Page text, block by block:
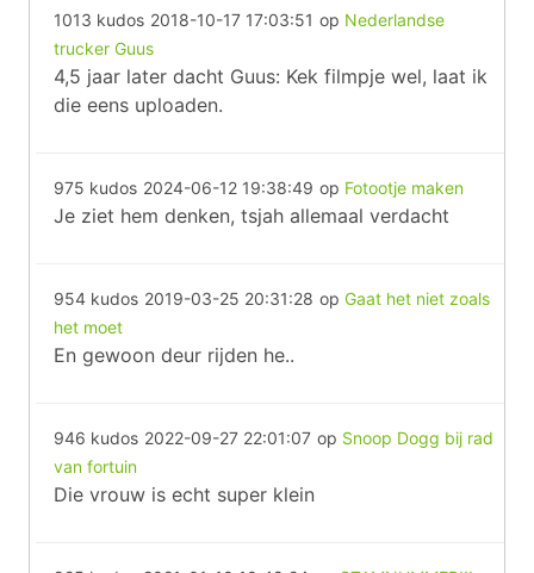
1013 kudos 2018-10-17 17:03:51 op Nederlandse
trucker Guus
4,5 jaar later dacht Guus: Kek filmpje wel, laat ik
die eens uploaden.
975 kudos 2024-06-12 19:38:49 op Fotootje maken
Je ziet hem denken, tsjah allemaal verdacht
954 kudos 2019-03-25 20:31:28 op Gaat het niet zoals
het moet
En gewoon deur rijden he..
946 kudos 2022-09-27 22:01:07 op Snoop Dogg bij rad
van fortuin
Die vrouw is echt super klein